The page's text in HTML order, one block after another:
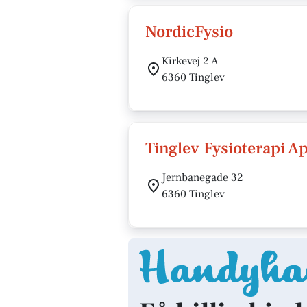
NordicFysio
Kirkevej 2 A
6360 Tinglev
Tinglev Fysioterapi
Jernbanegade 32
6360 Tinglev